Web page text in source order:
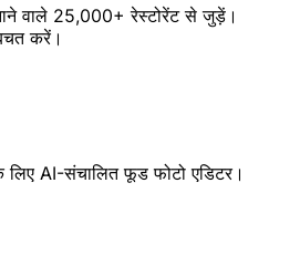
वाले 25,000+ रेस्टोरेंट से जुड़ें।
करें।
AI-संचालित फूड फोटो एडिटर।